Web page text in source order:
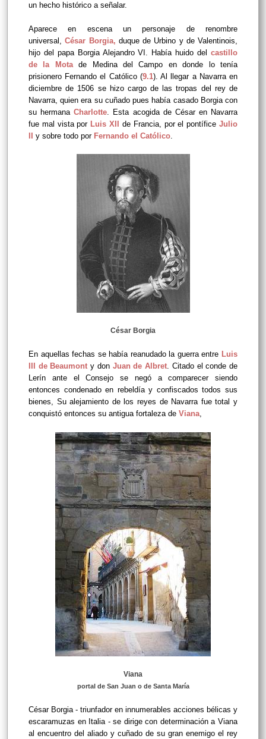
un hecho histórico a señalar.
Aparece en escena un personaje de renombre
universal,César Borgia, duque de Urbino y de Valentinois,
hijo del papa Borgia Alejandro VI. Había huido del castillo
de la Mota
de Medina del Campo en donde lo tenía
prisionero Fernando el Católico (9.1). Al llegar a Navarra en
diciembre de 1506 se hizo cargo de las tropas del rey de
Navarra, quien era su cuñado pues había casado Borgia con
su hermanaCharlotte. Esta acogida de César en Navarra
fue mal vista por Luis XII de Francia, por el pontíficeJulio
y sobre todo por Fernando el Católico.
César Borgia
En aquellas fechas se había reanudado la guerra entre Luis
III de Beaumont y don Juan de Albret. Citado el conde de
Lerín ante el Consejo se negó a comparecer siendo
entonces condenado en rebeldía y confiscados todos sus
bienes, Su alejamiento de los reyes de Navarra fue total y
conquistó entonces su antigua fortaleza de Viana,
Viana
portal de San Juan o de Santa María
César Borgia - triunfador en innumerables acciones bélicas y
escaramuzas en Italia - se dirige con determinación a Viana
al encuentro del aliado y cuñado de su gran enemigo el rey